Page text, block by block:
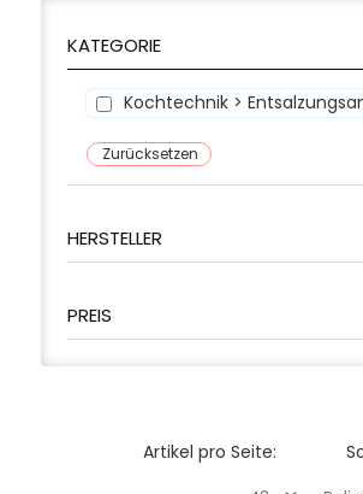
KATEGORIE
Kochtechnik >
Zurücksetzen
HERSTELLER
PREIS
Artikel pro Seite: